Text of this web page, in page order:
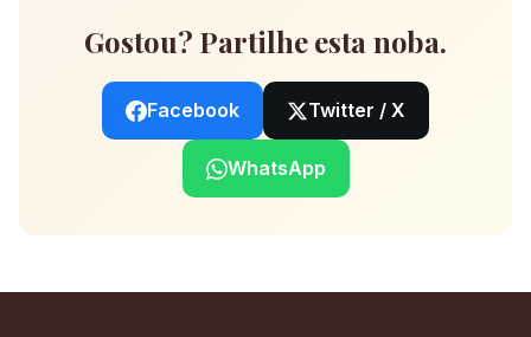
Gostou? Partilhe esta noba.
Facebook Twitter / X
WhatsApp